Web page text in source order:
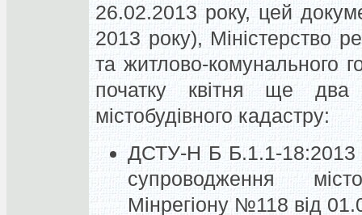
26.02.2013 року, цей
2013 року), Міністерство
та житлово-комунального
початку квітня ще
містобудівного кадастру:
ДСТУ-Н Б Б.1.1-18:2013
супроводження
Мінрегіону №118 від